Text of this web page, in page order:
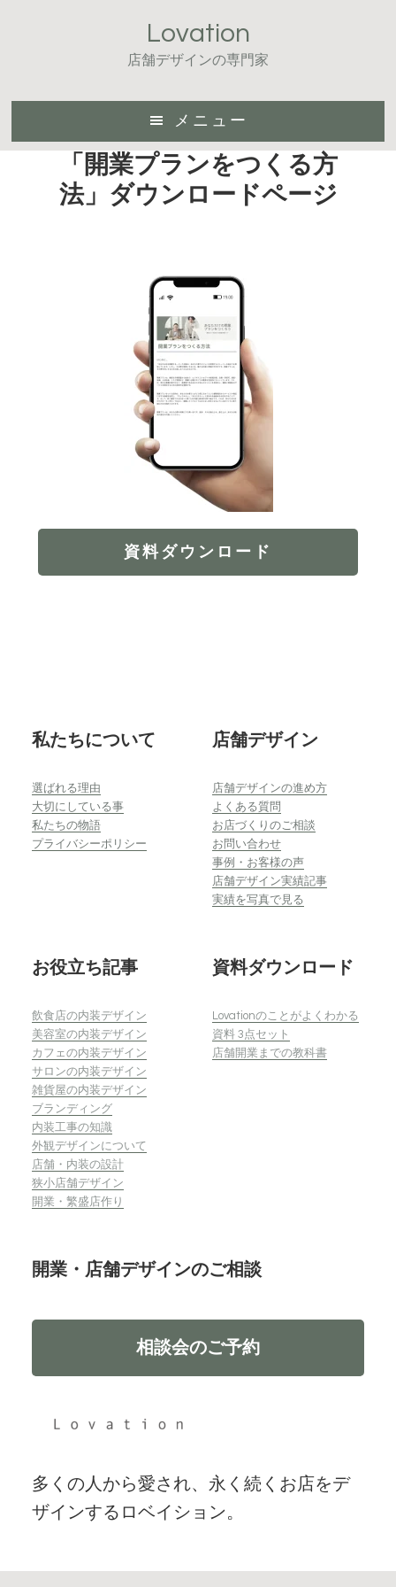
Lovation
店舗デザインの専門家
メニュー
「開業プランをつくる方
法」ダウンロードページ
資料ダウンロード
Footer
私たちについて
選ばれる理由
大切にしている事
私たちの物語
プライバシーポリシー
店舗デザイン
店舗デザインの進め方
よくある質問
お店づくりのご相談
お問い合わせ
事例・お客様の声
店舗デザイン実績記事
実績を写真で見る
お役立ち記事
飲食店の内装デザイン
美容室の内装デザイン
カフェの内装デザイン
サロンの内装デザイン
雑貨屋の内装デザイン
ブランディング
内装工事の知識
外観デザインについて
店舗・内装の設計
狭小店舗デザイン
開業・繁盛店作り
資料ダウンロード
Lovationのことがよくわかる
資料 3点セット
店舗開業までの教科書
開業・店舗デザインのご相談
相談会のご予約
多くの人から愛され、永く続くお店をデ
ザインするロベイション。